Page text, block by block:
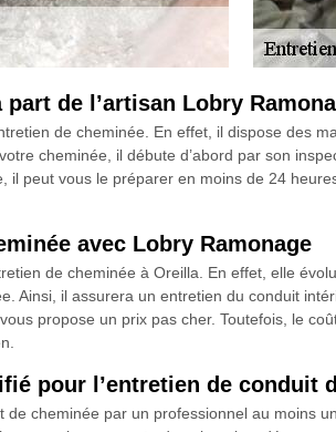
de l’artisan Lobry
de cheminée. En effet, il dispose des
cheminée, il débute d’abord par son
il peut vous le préparer en moins de 24
avec Lobry Ramonage
de cheminée à Oreilla. En effet, elle
Ainsi, il assurera un entretien du conduit
propose un prix pas cher. Toutefois, le
pour l’entretien de conduit
de cheminée par un professionnel au moins